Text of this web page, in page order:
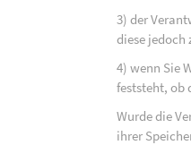
3) der
diese jedoch
4) wenn Sie
feststeht, ob
Wurde die
ihrer